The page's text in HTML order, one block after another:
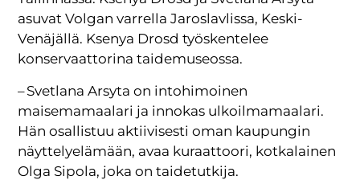
asuvat Volgan varrella Jaroslavlissa, Keski-
Venäjällä. Ksenya Drosd työskentelee
konservaattorina taidemuseossa.
– Svetlana Arsyta on intohimoinen
maisemamaalari ja innokas ulkoilmamaalari.
Hän osallistuu aktiivisesti oman kaupungin
näyttelyelämään, avaa kuraattoori, kotkalainen
Olga Sipola, joka on taidetutkija.